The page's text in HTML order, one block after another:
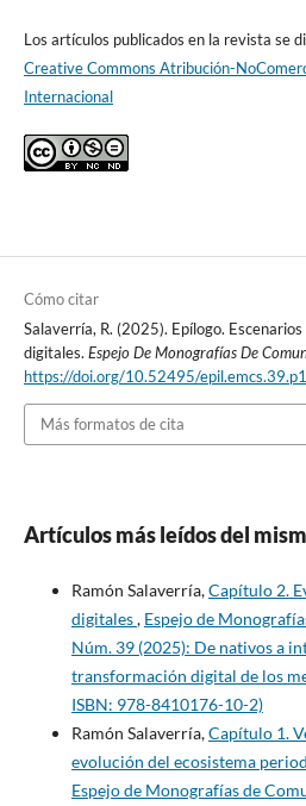
Los artículos publicados en la revista se
Creative Commons Atribución-
Internacional
Cómo citar
Salaverría, R. (2025). Epílogo.
digitales. Espejo De Monografías De
https://doi.org/10.52495/
Más formatos de cita
Artículos más leídos del
Ramón Salaverría,Capítulo 2.
digitales, Espejo de
Núm. 39 (2025): De nativos a
transformación digital de los
ISBN: 978-8410176-10-2)
Ramón Salaverría,Capítulo 1.
evolución del ecosistema
Espejo de Monografías de